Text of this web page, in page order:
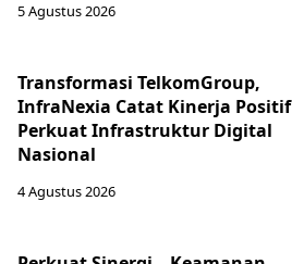
5 Agustus 2026
Transformasi TelkomGroup,
InfraNexia Catat Kinerja Positif
Perkuat Infrastruktur Digital
Nasional
4 Agustus 2026